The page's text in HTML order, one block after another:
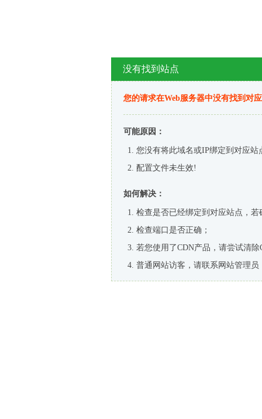
没有找到站点
您的请求在Web服务器中没有找到对
可能原因：
您没有将此域名或IP绑定到对应站
配置文件未生效!
如何解决：
检查是否已经绑定到对应站点，
检查端口是否正确；
若您使用了CDN产品，请尝试清除
普通网站访客，请联系网站管理员